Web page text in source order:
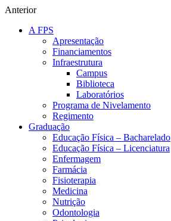
Anterior
A FPS
Apresentação
Financiamentos
Infraestrutura
Campus
Biblioteca
Laboratórios
Programa de Nivelamento
Regimento
Graduação
Educação Física – Bacharelado
Educação Física – Licenciatura
Enfermagem
Farmácia
Fisioterapia
Medicina
Nutrição
Odontologia